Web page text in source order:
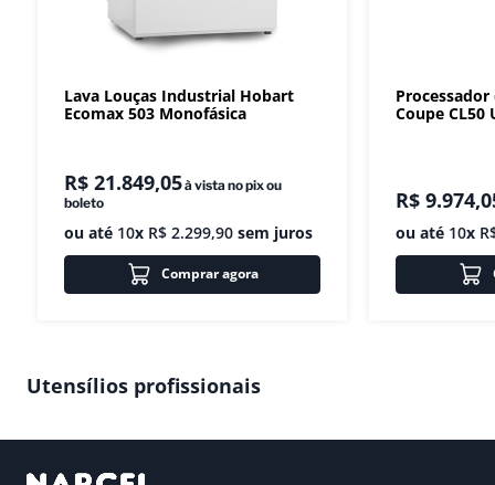
Lava Louças Industrial Hobart
Ecomax 503 Monofásica
R$ 21.849,05à vista no pix ou
boleto
ou até 10x R$ 2.299,90 sem juros
Comprar agora
Coupe CL50
R$ 9.974,
ou até 10x
Utensílios profissionais